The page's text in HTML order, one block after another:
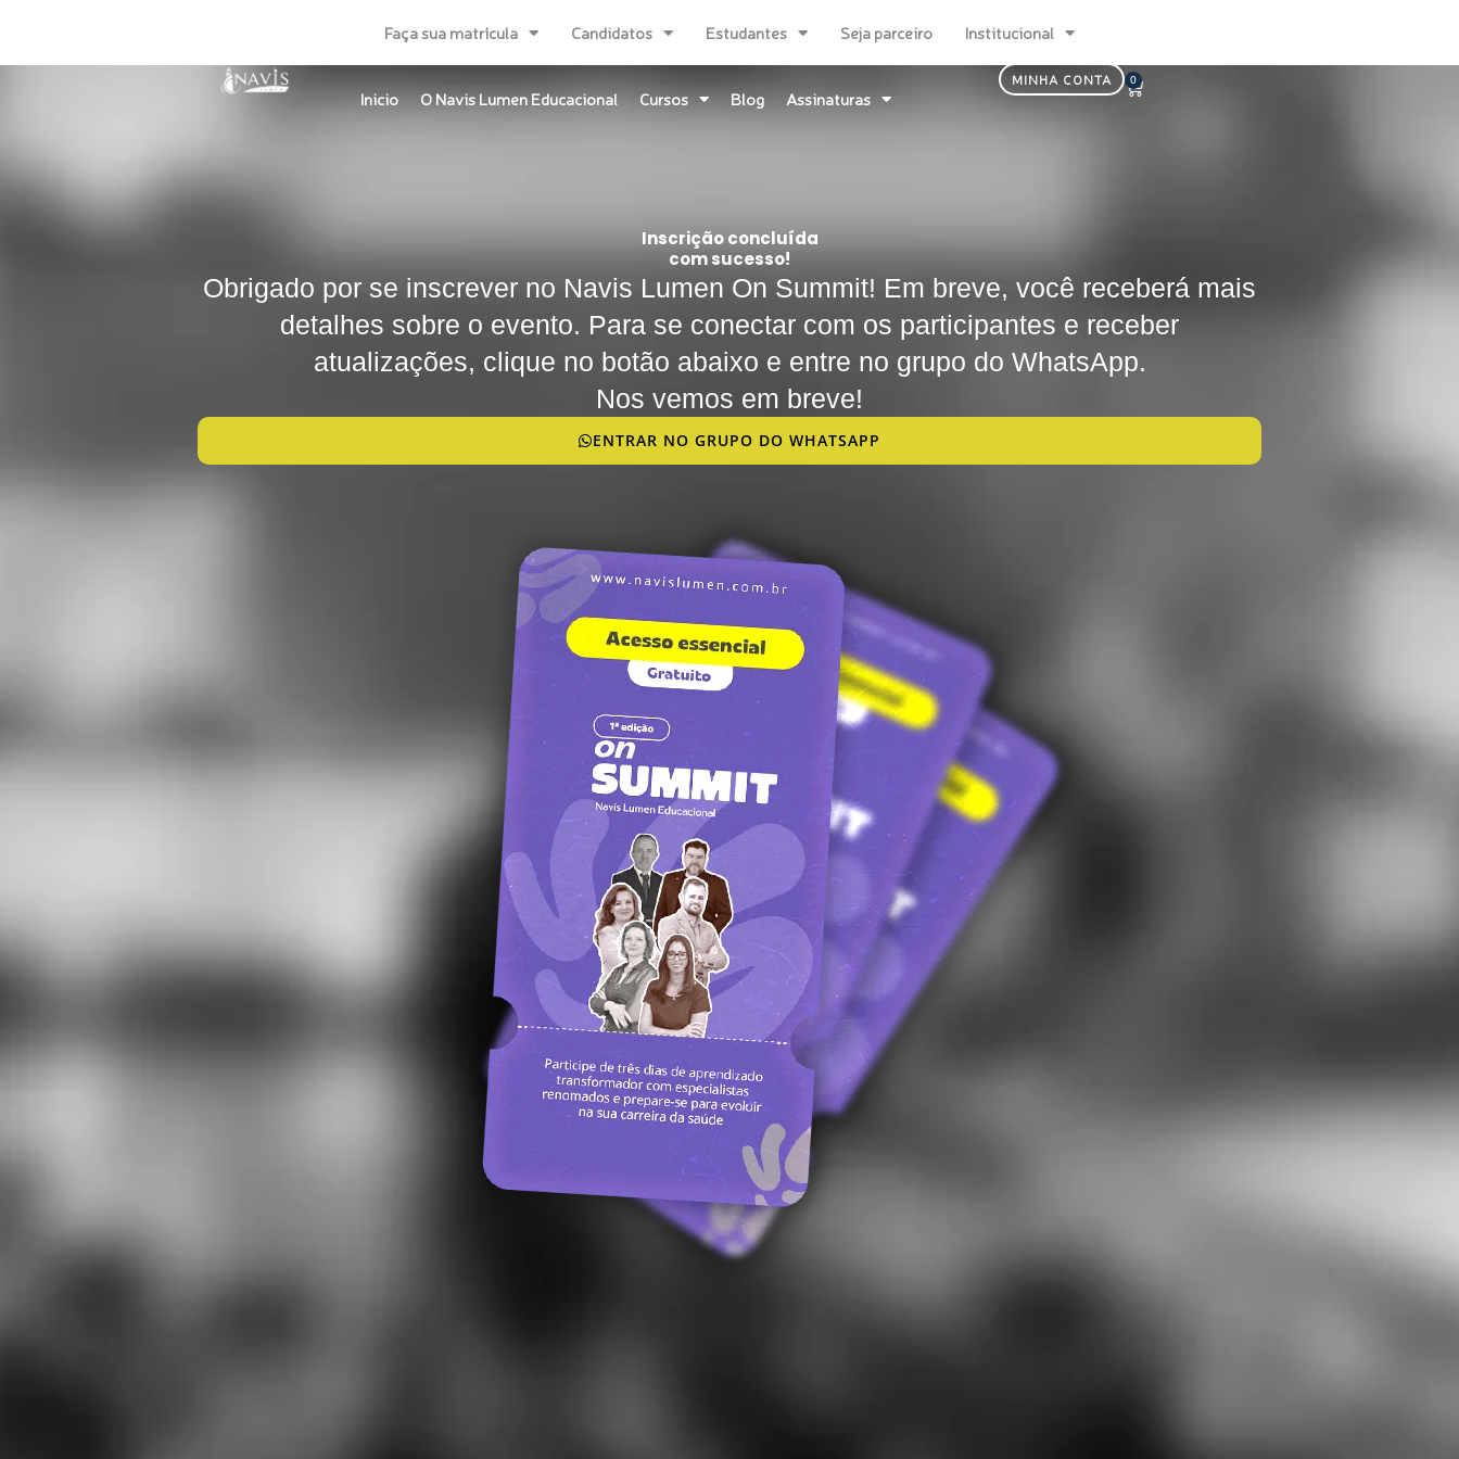
o
Faça sua matrícula Candidatos Estudantes Seja parceiro Institucional
Inicio O Navis Lumen Educacional Cursos Blog Assinaturas
MINHA CONTA 0
Carrinho
Inscrição concluída
com sucesso!
Obrigado por se inscrever no Navis Lumen On Summit! Em breve, você receberá mais
detalhes sobre o evento. Para se conectar com os participantes e receber
atualizações, clique no botão abaixo e entre no grupo do WhatsApp.
Nos vemos em breve!
ENTRAR NO GRUPO DO WHATSAPP